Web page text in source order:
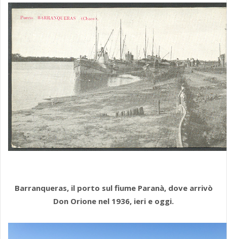
Barranqueras, il porto sul fiume Paranà, dove arrivò
Don Orione nel 1936, ieri e oggi.